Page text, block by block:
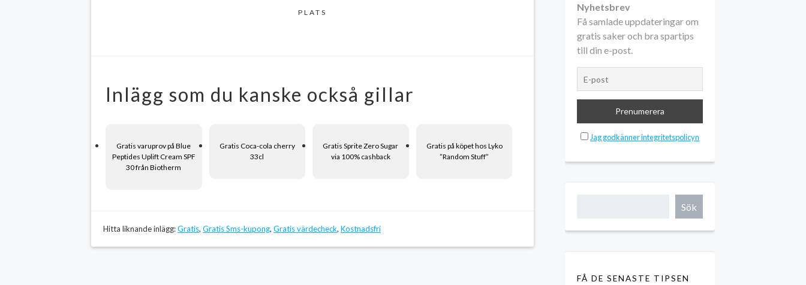
PLATS
Inlägg som du kanske också gillar
Gratis varuprov på Blue
Peptides Uplift Cream SPF
30 från Biotherm
Gratis Coca-cola cherry
33cl
Gratis Sprite Zero Sugar
via 100% cashback
Gratis på köpet hos Lyko
”Random Stuff”
Hitta liknande inlägg:Gratis, Gratis Sms-kupong, Gratis värdecheck, Kostnadsfri
Nyhetsbrev
Få samlade uppdateringar om
gratis saker och bra spartips
till din e-post.
Jag godkänner integritetspolicyn
Sök
FÅ DE SENASTE TIPSEN